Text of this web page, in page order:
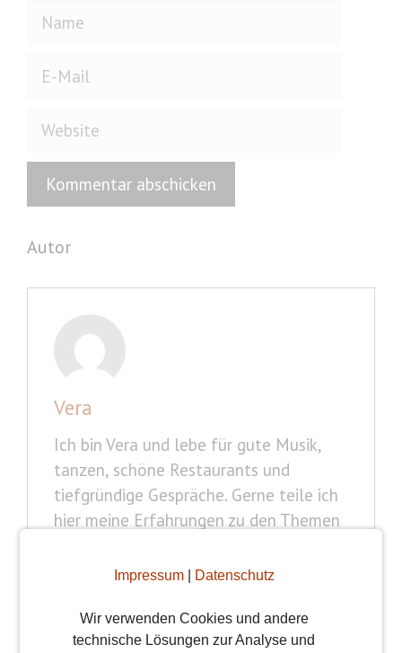
Impressum| Datenschutz
Wir verwenden Cookies und andere
technische Lösungen zur Analyse und
Name
Website
Autor
Vera
Ich bin Vera und lebe für gute Musik,
tanzen, schöne Restaurants und
tiefgründige Gespräche. Gerne teile ich
hier meine Erfahrungen zu den Themen
im Allgemeinen mit Euch und freue mich
Anregungen!